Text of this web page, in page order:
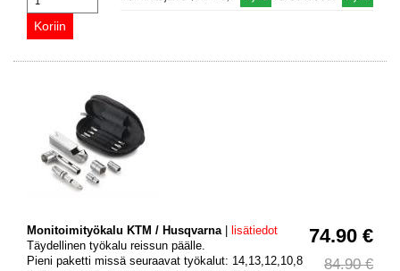
74.90 €
84.90 €
Monitoimityökalu KTM / Husqvarna|
lisätiedot
Täydellinen työkalu reissun päälle.
Pieni paketti missä seuraavat työkalut: 14,13,12,10,8